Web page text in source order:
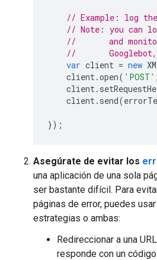
// Example: log
// Note: you can
//       and
//       Googlebot,
var client = new
client.open( 'POST' ,
client.
client. send(
});
Asegúrate de evitar los
una aplicación de una sola
ser bastante difícil. Para
páginas de error, puedes
estrategias o ambas:
Redireccionar a una
responde con un